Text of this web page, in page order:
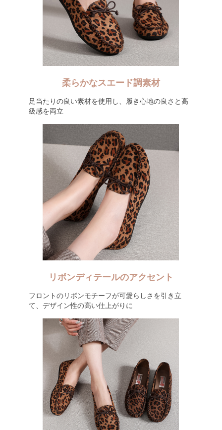
柔らかなスエード調素材
足当たりの良い素材を使用し、履き心地の良さと高
級感を両立
リボンディテールのアクセント
フロントのリボンモチーフが可愛らしさを引き立
て、デザイン性の高い仕上がりに